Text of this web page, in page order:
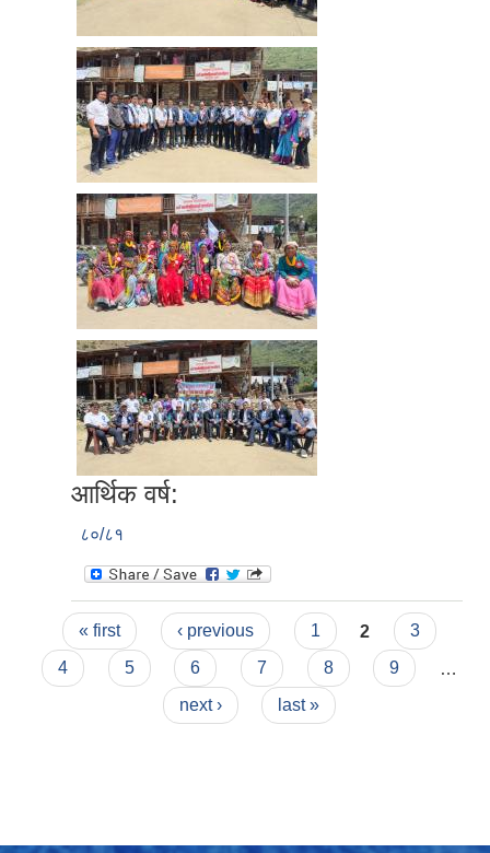
आर्थिक वर्ष:
८०/८१
Pages
« first ‹ previous 1 2
3
4
5 6 7 8 9
next ›
last »